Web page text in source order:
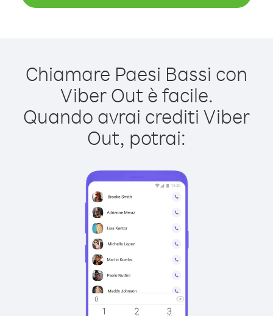
Chiamare Paesi Bassi con
Viber Out è facile.
Quando avrai crediti Viber
Out, potrai: